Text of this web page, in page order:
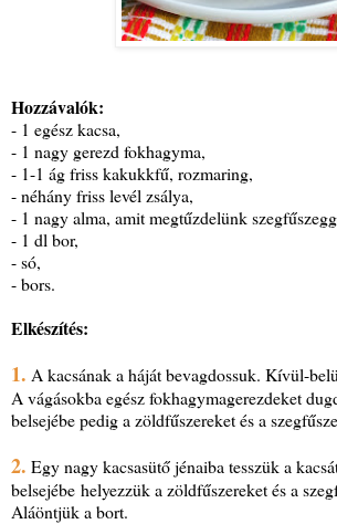
Hozzávalók:
- 1 egész kacsa,
- 1 nagy gerezd fokhagyma,
- 1-1 ág friss kakukkfű, rozmaring,
- néhány friss levél zsálya,
- 1 nagy alma, amit megtűzdelünk
- 1 dl bor,
- só,
- bors.
Elkészítés:
1. A kacsának a háját bevagdossuk. Kívül-
A vágásokba egész fokhagymagerezdeket
belsejébe pedig a zöldfűszereket és a
2. Egy nagy kacsasütő jénaiba tesszük a
belsejébe helyezzük a zöldfűszereket és a
Aláöntjük a bort.